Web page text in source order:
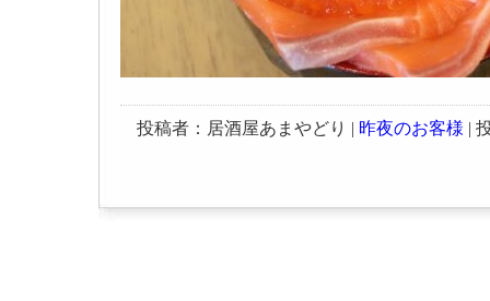
投稿者：居酒屋あまやどり | 昨夜のお客様 |